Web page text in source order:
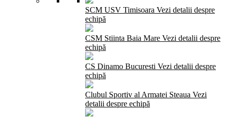
SCM USV Timisoara Vezi detalii despre
echipă
CSM Stiinta Baia Mare Vezi detalii despre
echipă
CS Dinamo Bucuresti Vezi detalii despre
echipă
Clubul Sportiv al Armatei Steaua Vezi
detalii despre echipă